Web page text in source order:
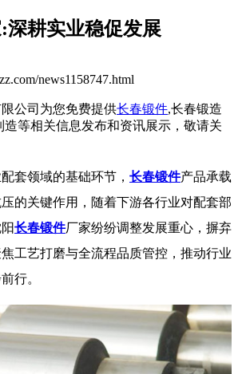
深耕实业稳促发展
news1158747.html
公司为您免费提供长春锻件,长春锻造
造等相关信息发布和资讯展示，敬请关
套领域的基础环节， 长春锻件产品承载
的关键作用，随着下游各行业对配套部
长春锻件厂家纷纷调整发展重心，摒弃
工艺打磨与全流程品质管控，推动行业
行。